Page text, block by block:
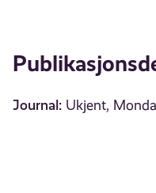
Journal: Ukjent,